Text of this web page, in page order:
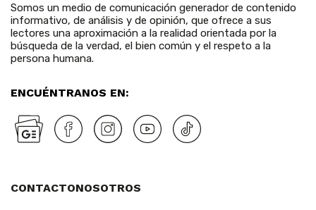
Somos un medio de comunicación generador de contenido
informativo, de análisis y de opinión, que ofrece a sus
lectores una aproximación a la realidad orientada por la
búsqueda de la verdad, el bien común y el respeto a la
persona humana.
ENCUÉNTRANOS EN:
CONTACTONOSOTROS